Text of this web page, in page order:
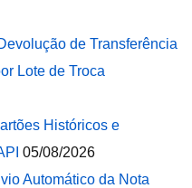
de Transferência
Lote de Troca
Históricos e
05/08/2026
Automático da Nota